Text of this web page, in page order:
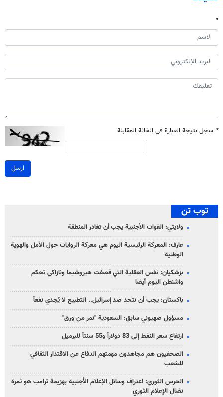
* سجل نتيجة العبارة في الخانة المقابلة
ارسل
توب تن
ولايتي: القوات الأجنبية يجب أن تغادر المنطقة
عارف: المعركة الرئيسية اليوم هي معركة الروايات حول الأمل والهوية
الوطنية
بزشكيان: نفس العقلية التي قصفت هيروشيما ونازاكي تحكم
واشنطن اليوم أيضا
باكستان: يجب أن نتحد ضد إسرائيل.. التطبيع لا يُجدي نفعاً
مسؤول صهيوني سابق: السعودية "نمر من ورق"
ارتفاع سعر النفط إلى 83 دولاراً و55 سنتاً للبرميل
الصحفيون هم مجاهدون مهمتهم الدفاع عن الاقتدار الثقافي
للشعب
الحرس الثوري: اعتراف وسائل الإعلام الأجنبية بهزيمة ترامب هو ثمرة
نضال الإعلام الثوري